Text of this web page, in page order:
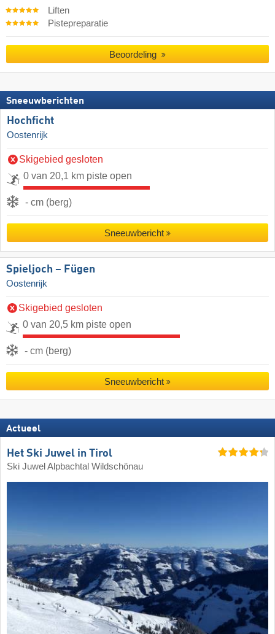
Liften
Pistepreparatie
Beoordeling
Sneeuwberichten
Hochficht
Oostenrijk
Skigebied gesloten
0 van 20,1 km piste open
- cm (berg)
Sneeuwbericht
Spieljoch – Fügen
Oostenrijk
Skigebied gesloten
0 van 20,5 km piste open
- cm (berg)
Sneeuwbericht
Actueel
Het Ski Juwel in Tirol
Ski Juwel Alpbachtal Wildschönau